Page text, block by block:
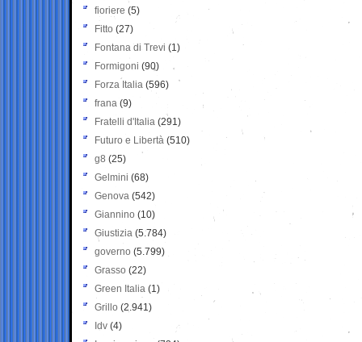
fioriere (5)
Fitto (27)
Fontana di Trevi (1)
Formigoni (90)
Forza Italia (596)
frana (9)
Fratelli d'Italia (291)
Futuro e Libertà (510)
g8 (25)
Gelmini (68)
Genova (542)
Giannino (10)
Giustizia (5.784)
governo (5.799)
Grasso (22)
Green Italia (1)
Grillo (2.941)
Idv (4)